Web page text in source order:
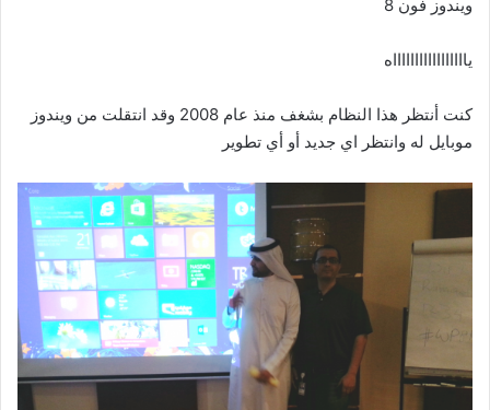
ويندوز فون 8
ياااااااااااااااااه
كنت أنتظر هذا النظام بشغف منذ عام 2008 وقد انتقلت من ويندوز
موبايل له وانتظر اي جديد أو أي تطوير